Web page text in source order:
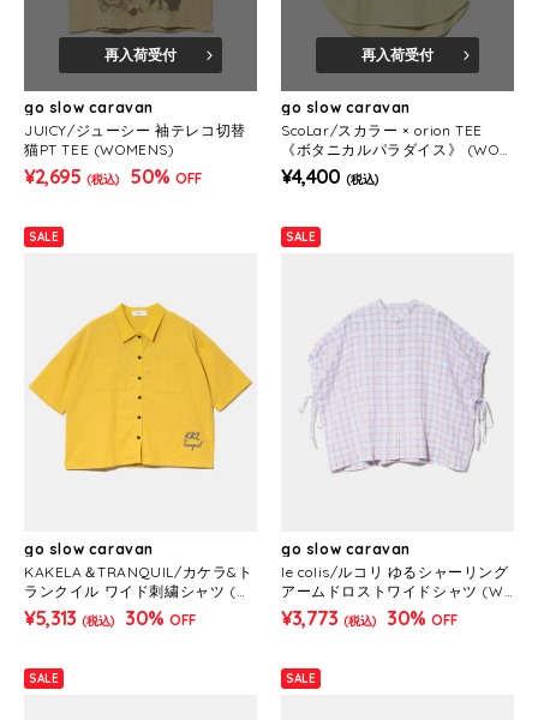
再入荷受付
go slow caravan
JUICY/ジューシー 袖テレコ切替
猫PT TEE (WOMENS)
¥2,695 (税込) 50% OFF
再入荷受付
go slow caravan
ScoLar/スカラー × orion TEE
《ボタニカルパラダイス》 (WOM
ENS)
¥4,400 (税込)
SALE
go slow caravan
KAKELA＆TRANQUIL/カケラ&ト
ランクイル ワイド刺繍シャツ (W
OMENS)
¥5,313 (税込) 30% OFF
SALE
go slow caravan
le colis/ルコリ ゆるシャーリング
アームドロストワイドシャツ (W
OMENS)
¥3,773 (税込) 30% OFF
SALE SALE